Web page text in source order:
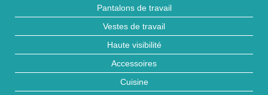
Pantalons de travail
Vestes de travail
Haute visibilité
Accessoires
Cuisine